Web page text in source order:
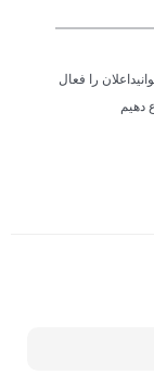
را فعال
دهیم